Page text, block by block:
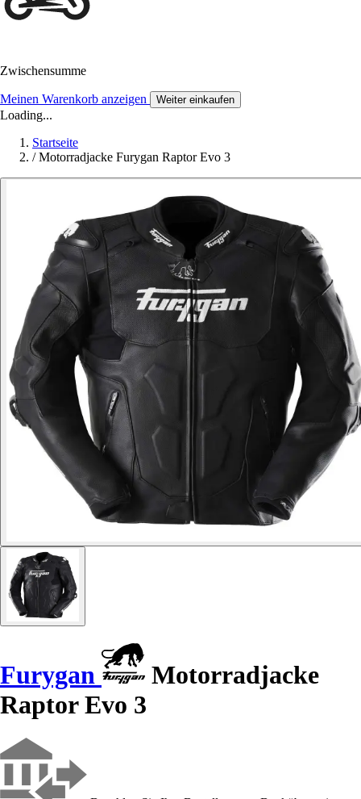
Zwischensumme
Meinen Warenkorb anzeigen Weiter einkaufen
Loading...
Startseite
/ Motorradjacke Furygan Raptor Evo 3
Furygan
Motorradjacke
Raptor Evo 3